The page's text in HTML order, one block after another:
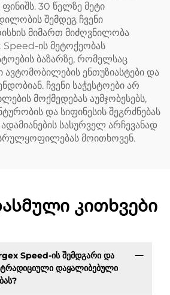
30 წელზე მეტი
შემდეგ ჩვენი
მიმართ მიძღვნილობა
ის მეტოქეობას
ბაზარზე, რომელსაც
ენთუზიასტები და
ჩვენი საჭესტოები არ
მოქმედებას აუმჯობესებს,
და სიფინესის შეგრძნებას
სასურველ არჩევანად
მოითხოვენ.
კითხვები
Speed-ის შემდგარი და
ტრადიციული დაყალიბებული